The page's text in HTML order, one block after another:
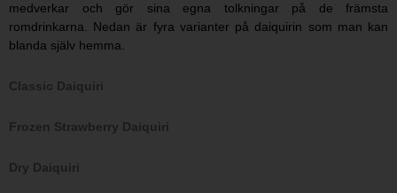
medverkar och gör sina egna tolkningar på de främsta
romdrinkarna. Nedan är fyra varianter på daiquirin som man kan
blanda själv hemma.
Classic Daiquiri
Frozen Strawberry Daiquiri
Dry Daiquiri